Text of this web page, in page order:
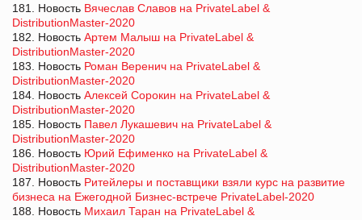
181. Новость Вячеслав Славов на PrivateLabel &
DistributionMaster-2020
182. Новость Артем Малыш на PrivateLabel &
DistributionMaster-2020
183. Новость Роман Веренич на PrivateLabel &
DistributionMaster-2020
184. Новость Алексей Сорокин на PrivateLabel &
DistributionMaster-2020
185. Новость Павел Лукашевич на PrivateLabel &
DistributionMaster-2020
186. Новость Юрий Ефименко на PrivateLabel &
DistributionMaster-2020
187. Новость Ритейлеры и поставщики взяли курс на развитие
бизнеса на Ежегодной Бизнес-встрече PrivateLabel-2020
188. Новость Михаил Таран на PrivateLabel &